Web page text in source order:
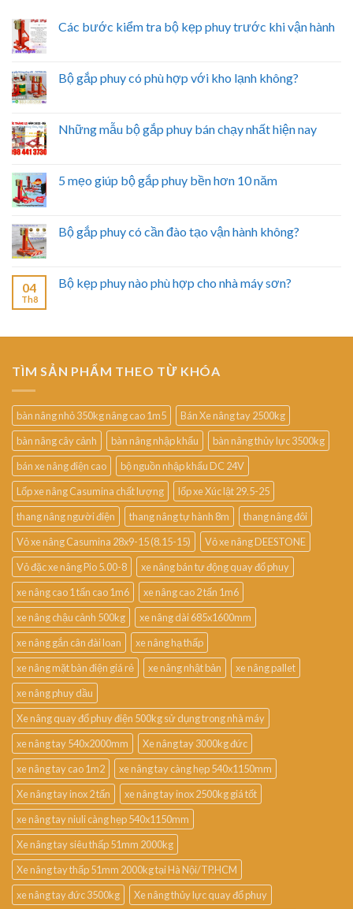
Các bước kiểm tra bộ kẹp phuy trước khi vận hành
Bộ gắp phuy có phù hợp với kho lạnh không?
Những mẫu bộ gắp phuy bán chạy nhất hiện nay
5 mẹo giúp bộ gắp phuy bền hơn 10 năm
Bộ gắp phuy có cần đào tạo vận hành không?
04
Th8
Bộ kẹp phuy nào phù hợp cho nhà máy sơn?
TÌM SẢN PHẨM THEO TỪ KHÓA
bàn nâng nhỏ 350kg nâng cao 1m5
Bán Xe nâng tay 2500kg
bàn nâng cây cảnh
bàn nâng nhập khẩu
bàn nâng thủy lực 3500kg
bán xe nâng điện cao
bộ nguồn nhập khẩu DC 24V
Lốp xe nâng Casumina chất lượng
lốp xe Xúc lật 29.5-25
thang nâng người điện
thang nâng tự hành 8m
thang nâng đôi
Vỏ xe nâng Casumina 28x9-15 (8.15-15)
Vỏ xe nâng DEESTONE
Vỏ đặc xe nâng Pio 5.00-8
xe nâng bán tự động quay đổ phuy
xe nâng cao 1 tấn cao 1m6
xe nâng cao 2 tấn 1m6
xe nâng chậu cảnh 500kg
xe nâng dài 685x1600mm
xe nâng gắn cân đài loan
xe nâng hạ thấp
xe nâng mặt bàn điện giá rẻ
xe nâng nhật bản
xe nâng pallet
xe nâng phuy dầu
Xe nâng quay đổ phuy điện 500kg sử dụng trong nhà máy
xe nâng tay 540x2000mm
Xe nâng tay 3000kg đức
xe nâng tay cao 1m2
xe nâng tay càng hẹp 540x1150mm
Xe nâng tay inox 2 tấn
xe nâng tay inox 2500kg giá tốt
xe nâng tay niuli càng hẹp 540x1150mm
Xe nâng tay siêu thấp 51mm 2000kg
Xe nâng tay thấp 51mm 2000kg tại Hà Nội/TP.HCM
xe nâng tay đức 3500kg
Xe nâng thủy lực quay đổ phuy